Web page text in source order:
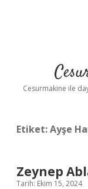
Cesurmakine ile
Etiket:Ayşe
Zeynep
Tarih: Ekim 15, 2024